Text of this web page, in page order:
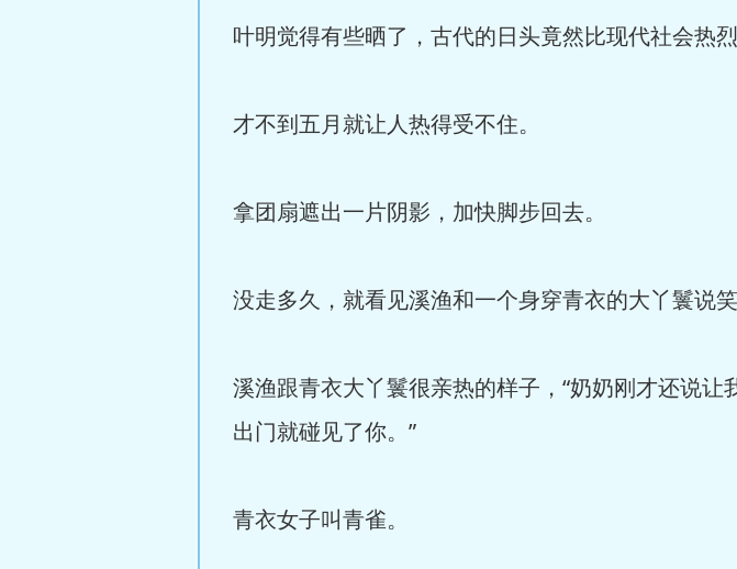
叶明觉得有些晒了，古代的日头竟然比现代社会热烈
才不到五月就让人热得受不住。
拿团扇遮出一片阴影，加快脚步回去。
没走多久，就看见溪渔和一个身穿青衣的大丫鬟说笑
溪渔跟青衣大丫鬟很亲热的样子，“奶奶刚才还说
出门就碰见了你。”
青衣女子叫青雀。